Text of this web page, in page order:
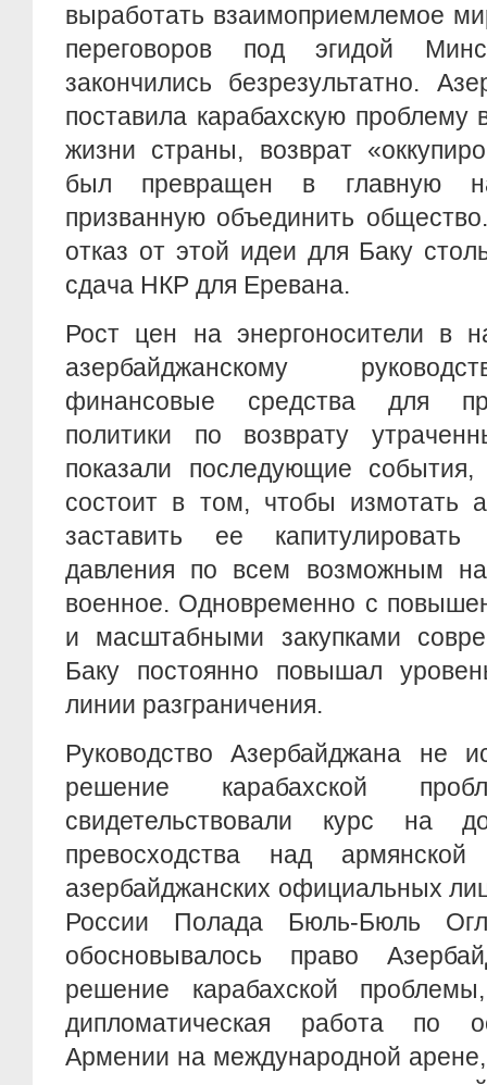
выработать взаимоприемлемое
переговоров под эгидой
закончились безрезультатно.
поставила карабахскую проблему
жизни страны, возврат
был превращен в главную
призванную объединить
отказ от этой идеи для Баку
сдача НКР для Еревана.
Рост цен на энергоносители в
азербайджанскому
финансовые средства для
политики по возврату
показали последующие
состоит в том, чтобы измотать
заставить ее капитулировать
давления по всем возможным
военное. Одновременно с
и масштабными закупками
Баку постоянно повышал
линии разграничения.
Руководство Азербайджана не
решение карабахской
свидетельствовали курс на
превосходства над
азербайджанских официальных
России Полада Бюль-Бюль
обосновывалось право
решение карабахской
дипломатическая работа по
Армении на международной